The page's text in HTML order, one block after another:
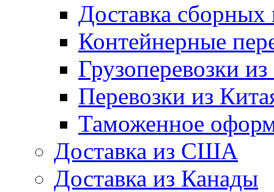
Доставка сборных
Контейнерные
Грузоперевозки
Перевозки из
Таможенное
Доставка из США
Доставка из Канады